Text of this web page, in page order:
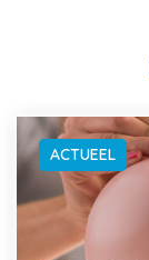
ACTUEEL